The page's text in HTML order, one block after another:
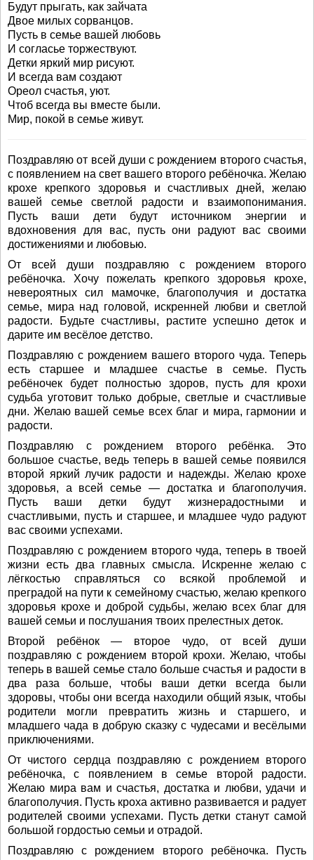
Будут прыгать, как зайчата
Двое милых сорванцов.
Пусть в семье вашей любовь
И согласье торжествуют.
Детки яркий мир рисуют.
И всегда вам создают
Ореол счастья, уют.
Чтоб всегда вы вместе были.
Мир, покой в семье живут.
Поздравляю от всей души с рождением второго счастья,
с появлением на свет вашего второго ребёночка. Желаю
крохе крепкого здоровья и счастливых дней, желаю
вашей семье светлой радости и взаимопонимания.
Пусть ваши дети будут источником энергии и
вдохновения для вас, пусть они радуют вас своими
достижениями и любовью.
От всей души поздравляю с рождением второго
ребёночка. Хочу пожелать крепкого здоровья крохе,
невероятных сил мамочке, благополучия и достатка
семье, мира над головой, искренней любви и светлой
радости. Будьте счастливы, растите успешно деток и
дарите им весёлое детство.
Поздравляю с рождением вашего второго чуда. Теперь
есть старшее и младшее счастье в семье. Пусть
ребёночек будет полностью здоров, пусть для крохи
судьба уготовит только добрые, светлые и счастливые
дни. Желаю вашей семье всех благ и мира, гармонии и
радости.
Поздравляю с рождением второго ребёнка. Это
большое счастье, ведь теперь в вашей семье появился
второй яркий лучик радости и надежды. Желаю крохе
здоровья, а всей семье — достатка и благополучия.
Пусть ваши детки будут жизнерадостными и
счастливыми, пусть и старшее, и младшее чудо радуют
вас своими успехами.
Поздравляю с рождением второго чуда, теперь в твоей
жизни есть два главных смысла. Искренне желаю с
лёгкостью справляться со всякой проблемой и
преградой на пути к семейному счастью, желаю крепкого
здоровья крохе и доброй судьбы, желаю всех благ для
вашей семьи и послушания твоих прелестных деток.
Второй ребёнок — второе чудо, от всей души
поздравляю с рождением второй крохи. Желаю, чтобы
теперь в вашей семье стало больше счастья и радости в
два раза больше, чтобы ваши детки всегда были
здоровы, чтобы они всегда находили общий язык, чтобы
родители могли превратить жизнь и старшего, и
младшего чада в добрую сказку с чудесами и весёлыми
приключениями.
От чистого сердца поздравляю с рождением второго
ребёночка, с появлением в семье второй радости.
Желаю мира вам и счастья, достатка и любви, удачи и
благополучия. Пусть кроха активно развивается и радует
родителей своими успехами. Пусть детки станут самой
большой гордостью семьи и отрадой.
Поздравляю с рождением второго ребёночка. Пусть